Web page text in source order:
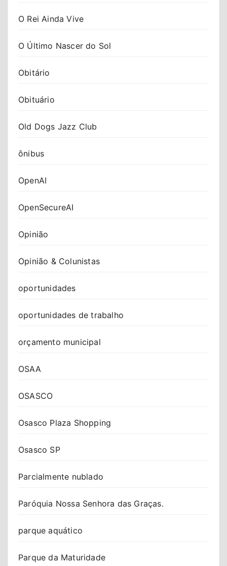
O Rei Ainda Vive
O Último Nascer do Sol
Obitário
Obituário
Old Dogs Jazz Club
ônibus
OpenAI
OpenSecureAI
Opinião
Opinião & Colunistas
oportunidades
oportunidades de trabalho
orçamento municipal
OSAA
OSASCO
Osasco Plaza Shopping
Osasco SP
Parcialmente nublado
Paróquia Nossa Senhora das Graças.
parque aquático
Parque da Maturidade